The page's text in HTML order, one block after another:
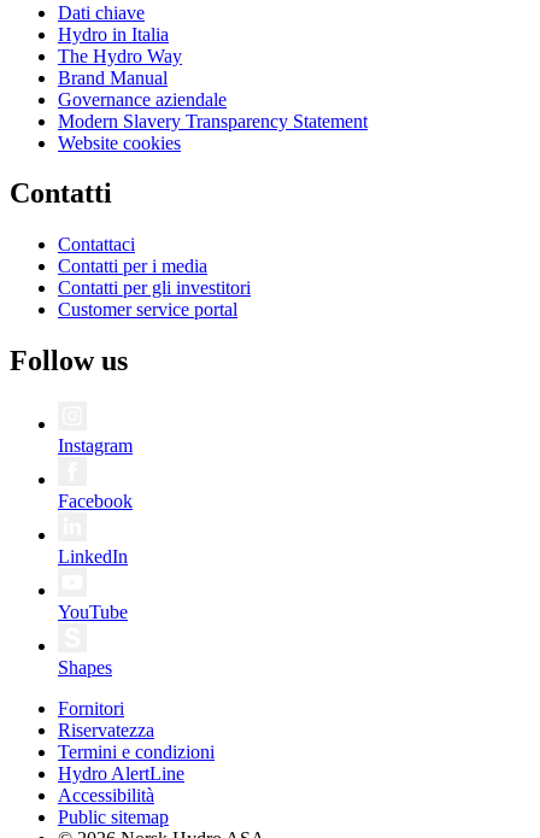
Dati chiave
Hydro in Italia
The Hydro Way
Brand Manual
Governance aziendale
Modern Slavery Transparency Statement
Website cookies
Contatti
Contattaci
Contatti per i media
Contatti per gli investitori
Customer service portal
Follow us
Instagram
Facebook
LinkedIn
YouTube
Shapes
Fornitori
Riservatezza
Termini e condizioni
Hydro AlertLine
Accessibilità
Public sitemap